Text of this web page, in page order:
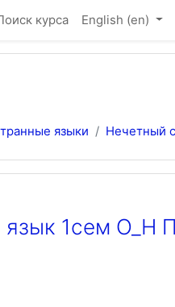
курса English ‎(en)‎
языки Нечетный
1сем О_Н